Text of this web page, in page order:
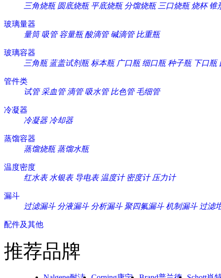
三角烧瓶 圆底烧瓶 平底烧瓶 分馏烧瓶 三口烧瓶 烧杯 锥
玻璃量器
量筒 吸管 容量瓶 酸滴管 碱滴管 比重瓶
玻璃容器
三角瓶 蓝盖试剂瓶 标本瓶 广口瓶 细口瓶 种子瓶 下口瓶
管件类
试管 采血管 滴管 吸水管 比色管 毛细管
冷凝器
冷凝器 冷却器
蒸馏容器
蒸馏烧瓶 蒸馏水瓶
温度密度
红水表 水银表 导电表 温度计 密度计 压力计
漏斗
过滤漏斗 分液漏斗 分析漏斗 聚四氟漏斗 机制漏斗 过滤
配件及其他
推荐品牌